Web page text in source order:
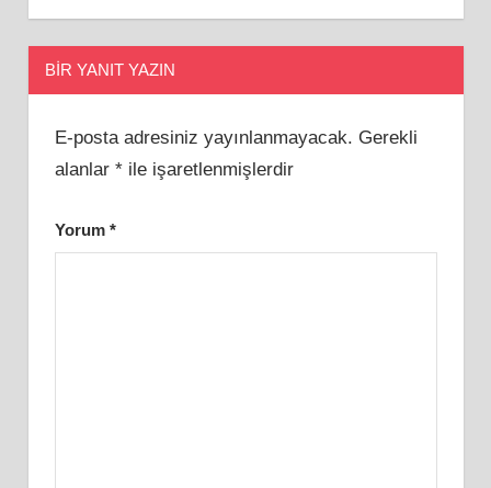
BIR YANIT YAZIN
E-posta adresiniz yayınlanmayacak. Gerekli
alanlar *ile işaretlenmişlerdir
Yorum *